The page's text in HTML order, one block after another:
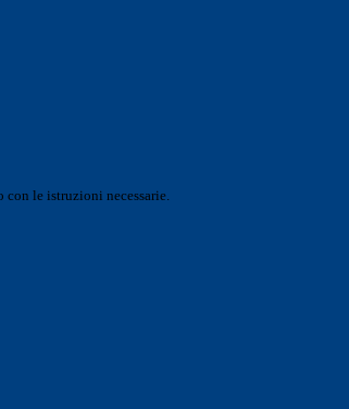
le istruzioni necessarie.